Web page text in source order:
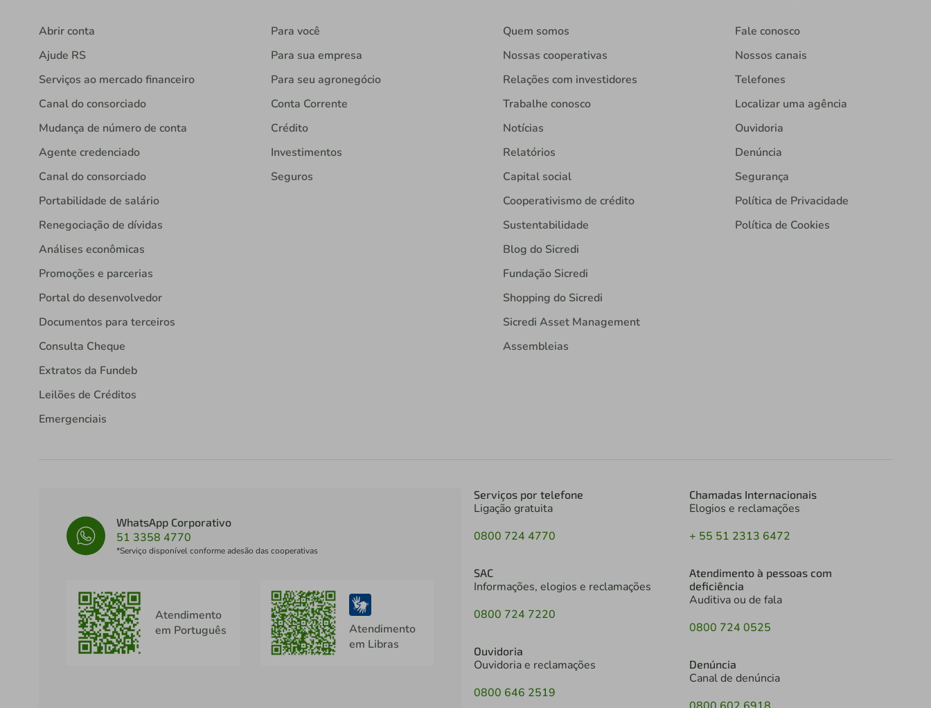
Abrir conta
Ajude RS
Serviços ao mercado financeiro
Canal do consorciado
Mudança de número de conta
Agente credenciado
Canal do consorciado
Portabilidade de salário
Renegociação de dívidas
Análises econômicas
Promoções e parcerias
Portal do desenvolvedor
Documentos para terceiros
Consulta Cheque
Extratos da Fundeb
Leilões de Créditos
Emergenciais
Para você
Para sua empresa
Para seu agronegócio
Conta Corrente
Crédito
Investimentos
Seguros
Quem somos
Nossas cooperativas
Relações com investidores
Trabalhe conosco
Notícias
Relatórios
Capital social
Cooperativismo de crédito
Sustentabilidade
Blog do Sicredi
Fundação Sicredi
Shopping do Sicredi
Sicredi Asset Management
Assembleias
Fale conosco
Nossos canais
Telefones
Localizar uma agência
Ouvidoria
Denúncia
Segurança
Política de Privacidade
Política de Cookies
WhatsApp Corporativo
51 3358 4770
*Serviço disponível conforme adesão das cooperativas
Atendimento
em Português
Atendimento
em Libras
Serviços por telefone
Ligação gratuita
0800 724 4770
SAC
Informações, elogios e reclamações
0800 724 7220
Ouvidoria
Ouvidoria e reclamações
0800 646 2519
Chamadas Internacionais
Elogios e reclamações
+ 55 51 2313 6472
Atendimento à pessoas com
deficiência
Auditiva ou de fala
0800 724 0525
Denúncia
Canal de denúncia